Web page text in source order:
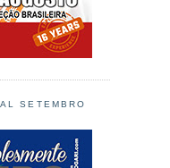
SETEMBRO